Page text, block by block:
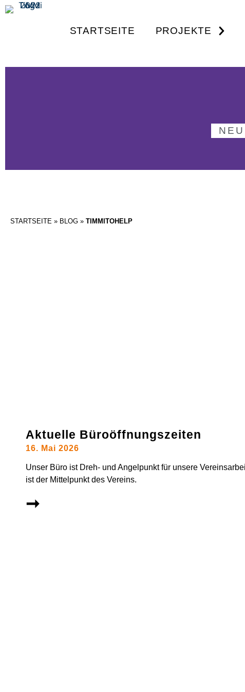
STARTSEITE PROJEKTE
STARTSEITE » BLOG » TIMMITOHELP
Aktuelle Büroöffnungszeiten
16. Mai 2026
Unser Büro ist Dreh- und Angelpunkt für unsere
ist der Mittelpunkt des Vereins.
➞